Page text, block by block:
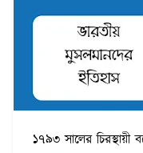
১৭৯৩ সালের চিরস্থায়ী